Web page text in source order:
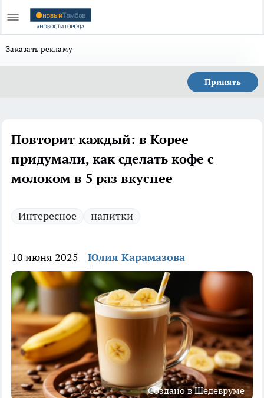
Заказать рекламу
Принять
Повторит каждый: в Корее
придумали, как сделать кофе с
молоком в 5 раз вкуснее
Интересное напитки
10 июня 2025 Юлия Карамазова
Создано в Шедевруме